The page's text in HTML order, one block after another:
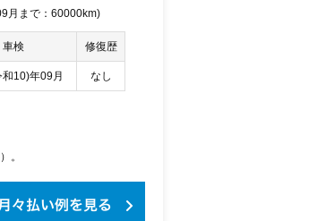
月まで：60000km)
車検 修復歴
10)年09月 なし
。